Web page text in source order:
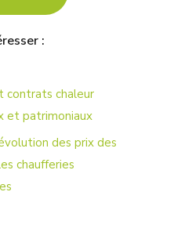
:
contrats chaleur
et patrimoniaux
des prix des
chaufferies